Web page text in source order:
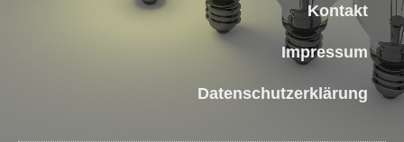
Kontakt
Impressum
Datenschutzerklärung